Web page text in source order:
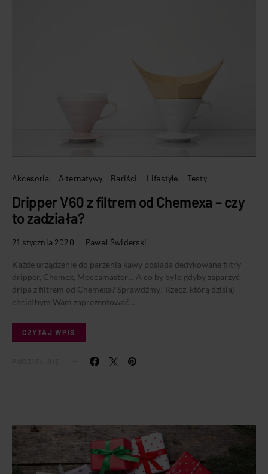
Akcesoria Alternatywy Bariści Lifestyle Testy
Dripper V60 z filtrem od Chemexa – czy
to zadziała?
21 stycznia 2020 Paweł Świderski
Każde urządzenie do parzenia kawy posiada dedykowane filtry –
dripper, Chemex, Moccamaster… A co by było gdyby zaparzyć
dripa z filtrem od Chemexa? Sprawdźmy! Rzecz, którą dzisiaj
chciałbym Wam zaprezentować…
CZYTAJ WPIS